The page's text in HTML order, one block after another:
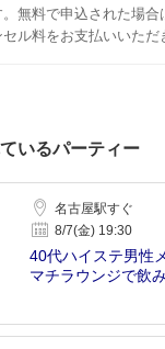
。無料で申込された場
セル料をお支払いいただ
いるパーティー
名古屋駅すぐ
8/7(金) 19:30
40代ハイステ男性
マチラウンジで飲み